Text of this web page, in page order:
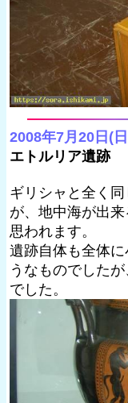
2008年7月20日(
エトルリア遺跡
ギリシャと全く
が、地中海が出
思われます。
遺跡自体も全体
うなものでした
でした。